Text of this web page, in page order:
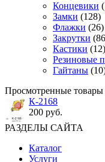
Концевики
Замки (128)
Флажки (26)
Закрутки
Кастики (12)
Резиновые
Гайтаны
Просмотренные товары
К-2168
200 руб.
РАЗДЕЛЫ САЙТА
Каталог
Услуги